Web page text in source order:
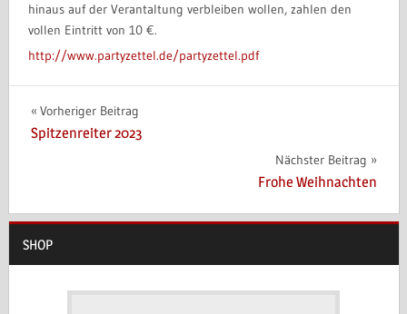
hinaus auf der Verantaltung verbleiben wollen, zahlen den
vollen Eintritt von 10 €.
http://www.partyzettel.de/partyzettel.pdf
Beitragsnavigation
Vorheriger Beitrag
Spitzenreiter 2023
Nächster Beitrag
Frohe Weihnachten
SHOP